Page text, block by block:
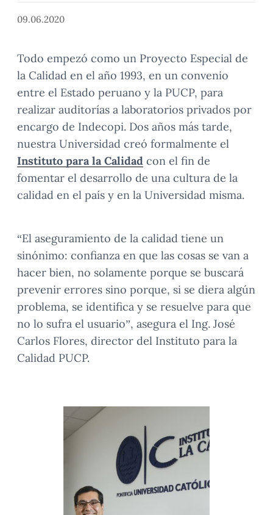
09.06.2020
Todo empezó como un Proyecto Especial de
la Calidad en el año 1993, en un convenio
entre el Estado peruano y la PUCP, para
realizar auditorías a laboratorios privados por
encargo de Indecopi. Dos años más tarde,
nuestra Universidad creó formalmente el
Instituto para la Calidad con el fin de
fomentar el desarrollo de una cultura de la
calidad en el país y en la Universidad misma.
“El aseguramiento de la calidad tiene un
sinónimo: confianza en que las cosas se van a
hacer bien, no solamente porque se buscará
prevenir errores sino porque, si se diera algún
problema, se identifica y se resuelve para que
no lo sufra el usuario”, asegura el Ing. José
Carlos Flores, director del Instituto para la
Calidad PUCP.